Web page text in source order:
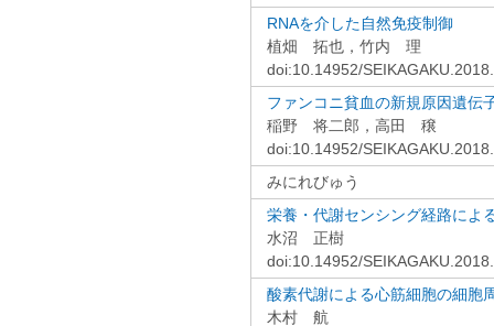
RNAを介した自然免疫制御
植畑 拓也，竹内 理
doi:10.14952/
ファンコニ貧血の新規原因遺伝
稲野 将二郎，高田 穣
doi:10.14952/
みにれびゅう
栄養・代謝センシング経路によ
水沼 正樹
doi:10.14952/
酸素代謝による心筋細胞の細胞
木村 航